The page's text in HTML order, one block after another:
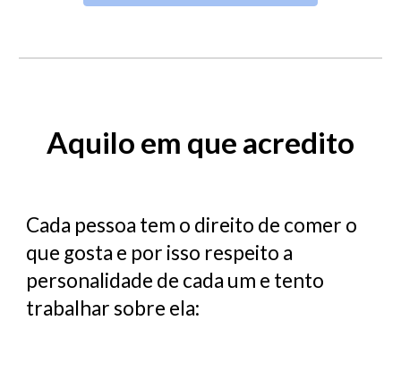
Aquilo em que acredito
Cada pessoa tem o direito de comer o
que gosta e por isso respeito a
personalidade de cada um e tento
trabalhar sobre ela: